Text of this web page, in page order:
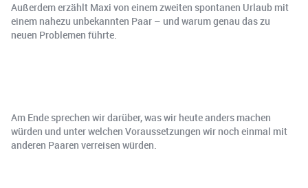
Außerdem erzählt Maxi von einem zweiten spontanen Urlaub mit
einem nahezu unbekannten Paar – und warum genau das zu
neuen Problemen führte.
Am Ende sprechen wir darüber, was wir heute anders machen
würden und unter welchen Voraussetzungen wir noch einmal mit
anderen Paaren verreisen würden.